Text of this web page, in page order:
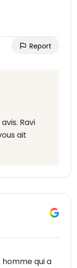
Report
Ravi
ait
qui a